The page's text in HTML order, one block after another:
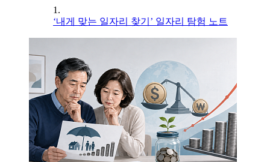
1.
‘내게 맞는 일자리 찾기’ 일자리 탐험 노트